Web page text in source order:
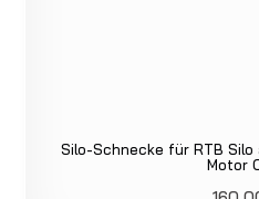
Silo-Schnecke für RTB
Motor